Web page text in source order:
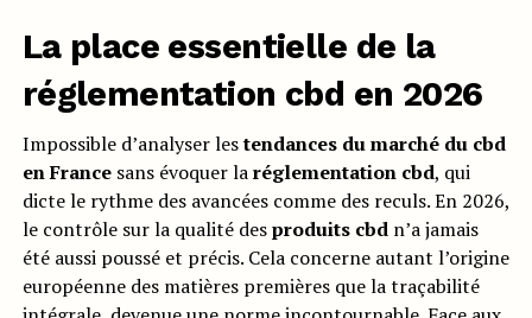
La place essentielle de la
réglementation cbd en 2026
Impossible d’analyser lestendances du marché du cbd
en Francesans évoquer laréglementation cbd, qui
dicte le rythme des avancées comme des reculs. En 2026,
le contrôle sur la qualité desproduits cbdn’a jamais
été aussi poussé et précis. Cela concerne autant l’origine
européenne des matières premières que la traçabilité